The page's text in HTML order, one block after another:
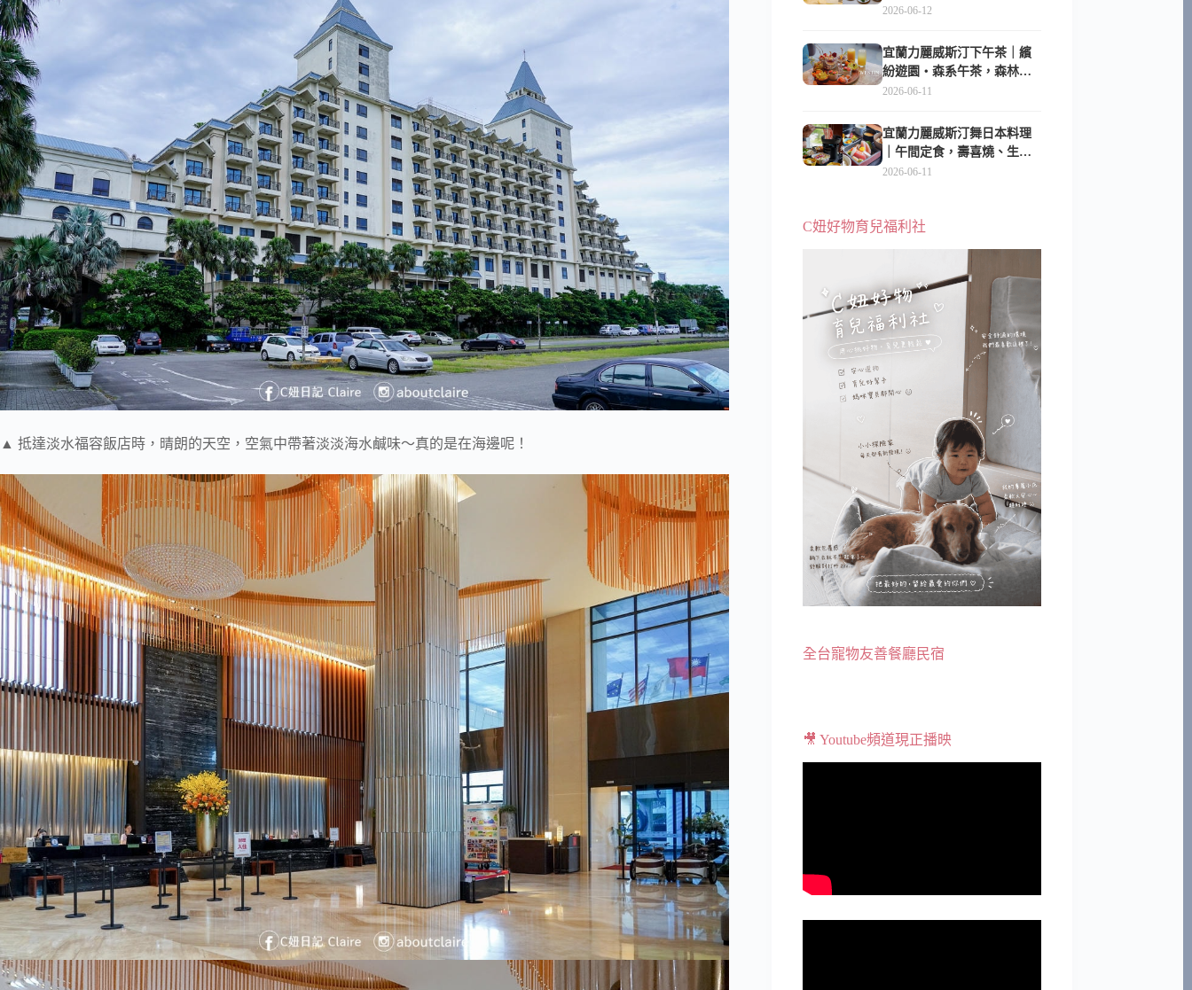
▲ 抵達淡水福容飯店時，晴朗的天空，空氣中帶著淡淡海水鹹味～真的是在海邊呢！
餐早餐吃什麼？
2026-06-12
宜蘭力麗威斯汀下午茶｜繽
紛遊園・森系午茶，森林系
甜點超好拍
2026-06-11
宜蘭力麗威斯汀舞日本料理
｜午間定食，壽喜燒、生魚
片與日式包廂空間
2026-06-11
C妞好物育兒福利社
全台寵物友善餐廳民宿
🎥 Youtube頻道現正播映